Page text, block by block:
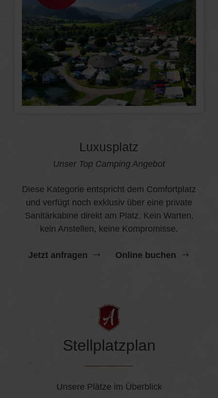
Luxusplatz
Unser Top Camping Angebot
Diese Kategorie entspricht dem Comfortplatz
und verfügt noch exklusiv über eine private
Sanitärkabine direkt am Platz. Kein Warten,
kein Anstellen, keine Kompromisse.
Jetzt anfragen Online buchen
Stellplatzplan
Unsere Plätze im Überblick